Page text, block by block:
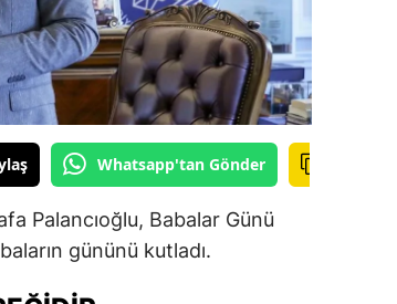
Whatsapp'tan Gönder
Palancıoğlu, Babalar Günü
gününü kutladı.